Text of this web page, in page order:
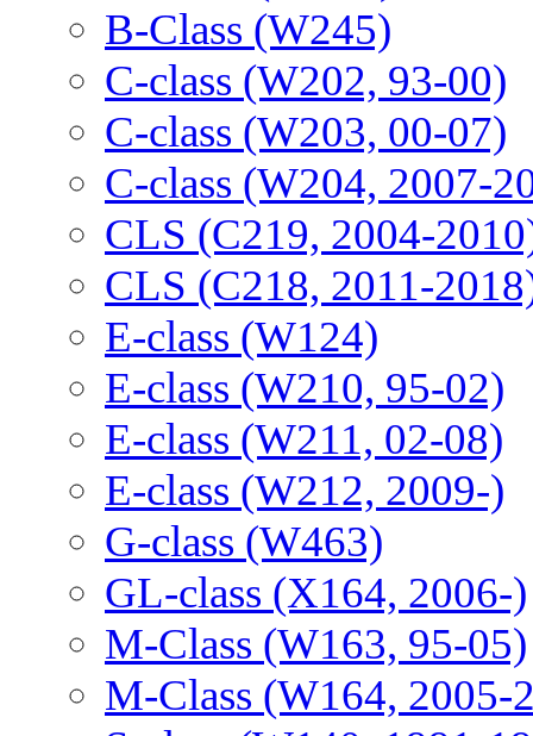
B-Class (W245)
C-class (W202, 93-00)
C-class (W203, 00-07)
C-class (W204, 2007-
CLS (C219, 2004-
CLS (C218, 2011-
E-class (W124)
E-class (W210, 95-02)
E-class (W211, 02-08)
E-class (W212, 2009-)
G-class (W463)
GL-class (X164, 2006-)
M-Class (W163, 95-05)
M-Class (W164, 2005-